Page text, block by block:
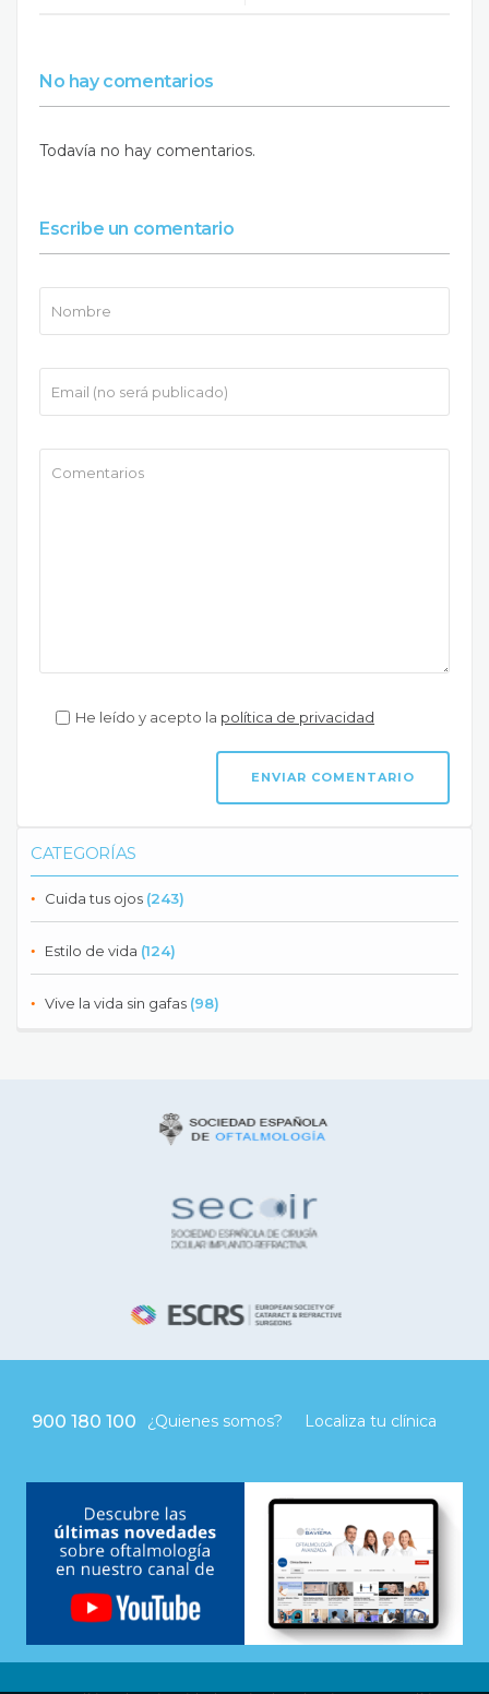
No hay comentarios
Todavía no hay comentarios.
Escribe un comentario
He leído y acepto la política de privacidad
CATEGORÍAS
Cuida tus ojos (243)
Estilo de vida (124)
Vive la vida sin gafas (98)
900 180 100 ¿Quienes somos? Localiza tu clínica